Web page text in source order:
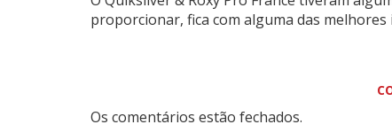
proporcionar, fica com alguma das
Os comentários estão fechados.